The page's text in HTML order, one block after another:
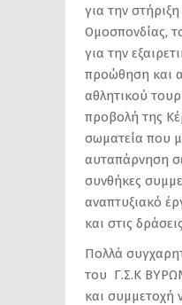
για την
Ομοσπονδίας,
για την
προώθηση και
αθλητικού
προβολή της
σωματεία που
αυταπάρνηση σε
συνθήκες
αναπτυξιακό
και στις
Πολλά
του Γ.Σ.Κ
και συμμετοχή